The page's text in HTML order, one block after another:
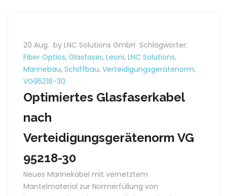
20 Aug. by LNC Solutions GmbH Schlagwörter:
Fiber Optics, Glasfaser, Leoni, LNC Solutions,
Marinebau, Schiffbau, Verteidigungsgerätenorm,
VG95218-30
Optimiertes Glasfaserkabel
nach
Verteidigungsgerätenorm VG
95218-30
Neues Marinekabel mit vernetztem
Mantelmaterial zur Normerfüllung von